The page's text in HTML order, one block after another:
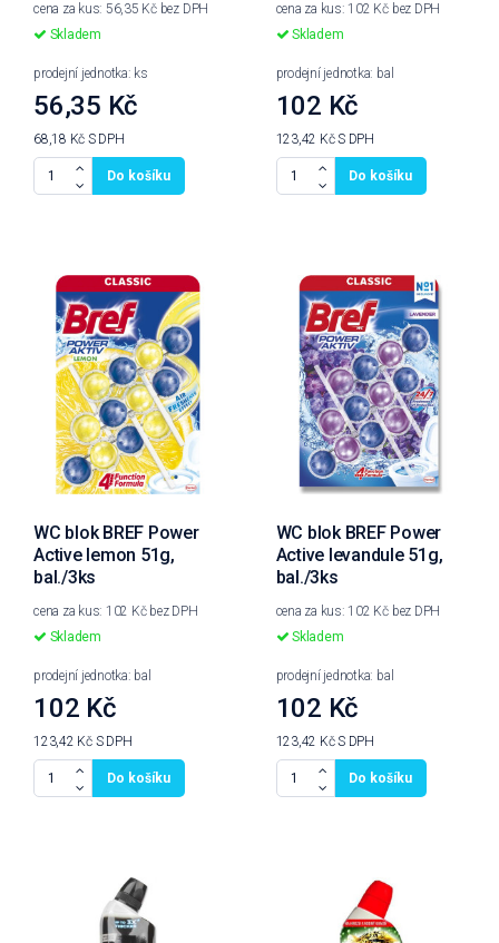
cena za kus: 56,35 Kč bez DPH
Skladem
prodejní jednotka: ks
56,35 Kč
68,18 Kč S DPH
Do košíku
cena za kus: 102 Kč bez DPH
Skladem
prodejní jednotka: bal
102 Kč
123,42 KčS DPH
Do košíku
WC blok BREF Power
Active lemon 51g,
bal./3ks
cena za kus: 102 Kč bez DPH
Skladem
prodejní jednotka: bal
102 Kč
123,42 Kč S DPH
Do košíku
WC blok BREF Power
Active levandule 51g,
bal./3ks
cena za kus: 102 Kč bez DPH
Skladem
prodejní jednotka: bal
102 Kč
123,42 KčS DPH
Do košíku